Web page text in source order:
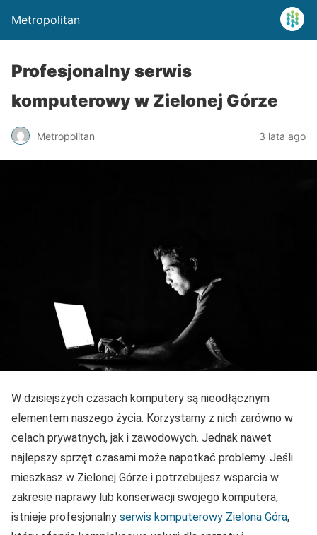
Metropolitan
Profesjonalny serwis
komputerowy w Zielonej Górze
Metropolitan 3 lata ago
W dzisiejszych czasach komputery są nieodłącznym
elementem naszego życia. Korzystamy z nich zarówno w
celach prywatnych, jak i zawodowych. Jednak nawet
najlepszy sprzęt czasami może napotkać problemy. Jeśli
mieszkasz w Zielonej Górze i potrzebujesz wsparcia w
zakresie naprawy lub konserwacji swojego komputera,
istnieje profesjonalny serwis komputerowy Zielona Góra,